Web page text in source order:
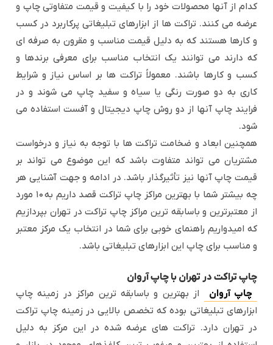
کدام از آنها محصولات خود را با کیفیت و قیمت متفاوتی چاپ و
عرضه می کنند. تراکت ها از ابزارهای تبلیغاتی پرکاربرد در کسب
و کارها هستند که به دلیل قیمت مناسب و مقرون به صرفه ای
که دارند می توانند یک انتخاب مناسب برای معرفی برندها و
کسب و کارها باشند. معمولاً تراکت ها بر اساس نیاز و شرایط
کاری به دو صورت رنگی یا سیاه و سفید چاپ می شوند و در
فرایند چاپ آنها از دو روش چاپ دیجیتال و آفست استفاده می
شود.
همچنین ابعاد و ضخامت تراکت ها با توجه به نیاز و درخواست
مشتریان می تواند متفاوت باشد که این موضوع می تواند بر
قیمت چاپ آنها نیز تأثیرگذار باشد. در ادامه و جهت آشنایی هر
چه بیشتر شما با بهترین مراکز چاپ تراکت قصد داریم به ۱۰ مورد
از معتبرترین و باسابقه ترین مراکز چاپ تراکت در تهران بپردازیم
که امیدواریم راهنمای خوبی برای شما در انتخاب یک مرکز معتبر
و مناسب برای چاپ این ابزارهای تبلیغاتی باشد.
چاپ تراکت در تهران با چاپ آروان
چاپ آروان
از بهترین و باسابقه ترین مراکز در زمینه چاپ
ابزارهای تبلیغاتی بوده که تخصص بالایی در زمینه چاپ تراکت
در تهران دارد. تراکت های عرضه شده در این مرکز به دلیل